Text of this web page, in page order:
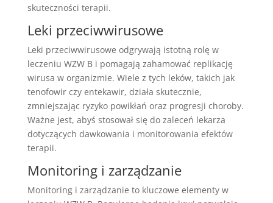
skuteczności terapii.
Leki przeciwwirusowe
Leki przeciwwirusowe odgrywają istotną rolę w
leczeniu WZW B i pomagają zahamować replikację
wirusa w organizmie. Wiele z tych leków, takich jak
tenofowir czy entekawir, działa skutecznie,
zmniejszając ryzyko powikłań oraz progresji choroby.
Ważne jest, abyś stosował się do zaleceń lekarza
dotyczących dawkowania i monitorowania efektów
terapii.
Monitoring i zarządzanie
Monitoring i zarządzanie to kluczowe elementy w